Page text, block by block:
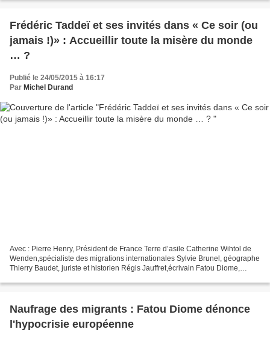
Frédéric Taddeï et ses invités dans « Ce soir (ou
jamais !)» : Accueillir toute la misère du monde
… ?
Publié le 24/05/2015 à 16:17
Par Michel Durand
Avec : Pierre Henry, Président de France Terre d’asile Catherine Wihtol de
Wenden,spécialiste des migrations internationales Sylvie Brunel, géographe
Thierry Baudet, juriste et historien Régis Jauffret,écrivain Fatou Diome,
Naufrage des migrants : Fatou Diome dénonce
l'hypocrisie européenne